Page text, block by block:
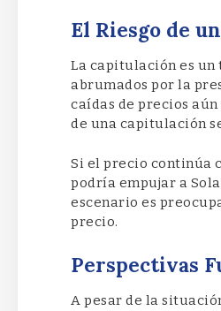
El Riesgo de
La capitulación es
abrumados por la
caídas de precios
de una capitulación
Si el precio continúa
podría empujar a
escenario es
precio.
Perspectivas
A pesar de la